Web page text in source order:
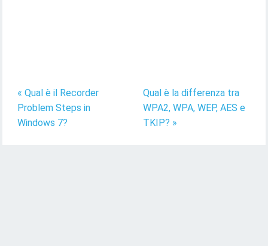
« Qual è il Recorder
Problem Steps in
Windows 7?
Qual è la differenza tra
WPA2, WPA, WEP, AES e
TKIP? »